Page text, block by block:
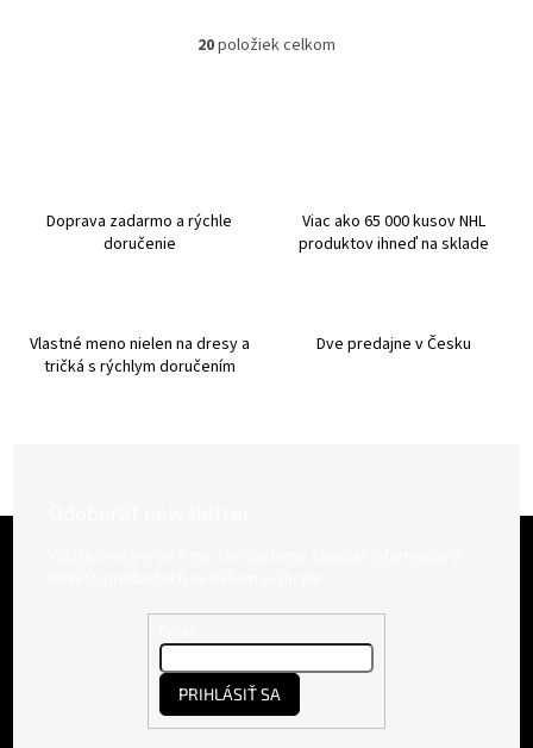
O
20položiek celkom
Doprava zadarmo a rýchle
doručenie
Viac ako 65 000 kusov NHL
produktov ihneď na sklade
Vlastné meno nielen na dresy a
tričká s rýchlym doručením
Dve predajne v Česku
PRIHLÁSIŤ SA